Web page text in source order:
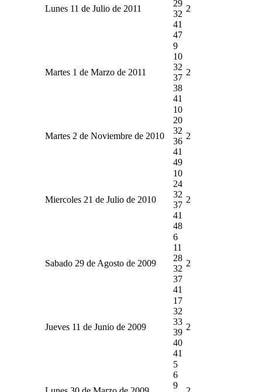
Lunes 11 de Julio de 2011
29
32
41
47
2
Martes 1 de Marzo de 2011
9
10
32
37
38
41
2
Martes 2 de Noviembre de 2010
10
20
32
36
41
49
2
Miercoles 21 de Julio de 2010
10
24
32
37
41
48
2
Sabado 29 de Agosto de 2009
6
11
28
32
37
41
2
Jueves 11 de Junio de 2009
17
32
33
39
40
41
2
5
6
9